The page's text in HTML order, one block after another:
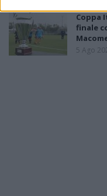
Coppa
finale
5 Ago